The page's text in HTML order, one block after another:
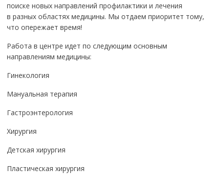
поиске новых направлений профилактики и лечения
в разных областях медицины. Мы отдаем приоритет тому,
что опережает время!
Работа в центре идет по следующим основным
направлениям медицины:
Гинекология
Мануальная терапия
Гастроэнтерология
Хирургия
Детская хирургия
Пластическая хирургия